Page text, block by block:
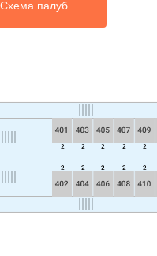
Схема палуб